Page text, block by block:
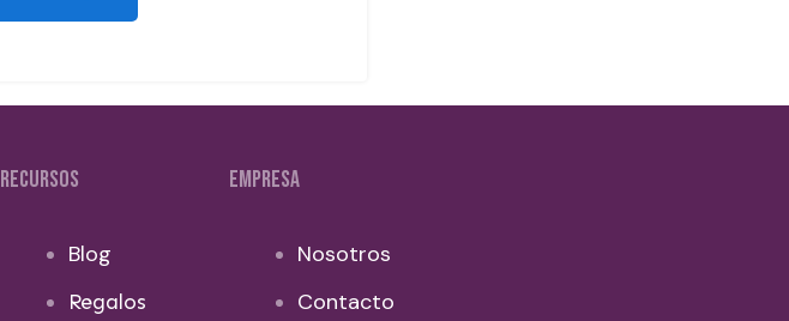
RECURSOS
Blog
Regalos
EMPRESA
Nosotros
Contacto